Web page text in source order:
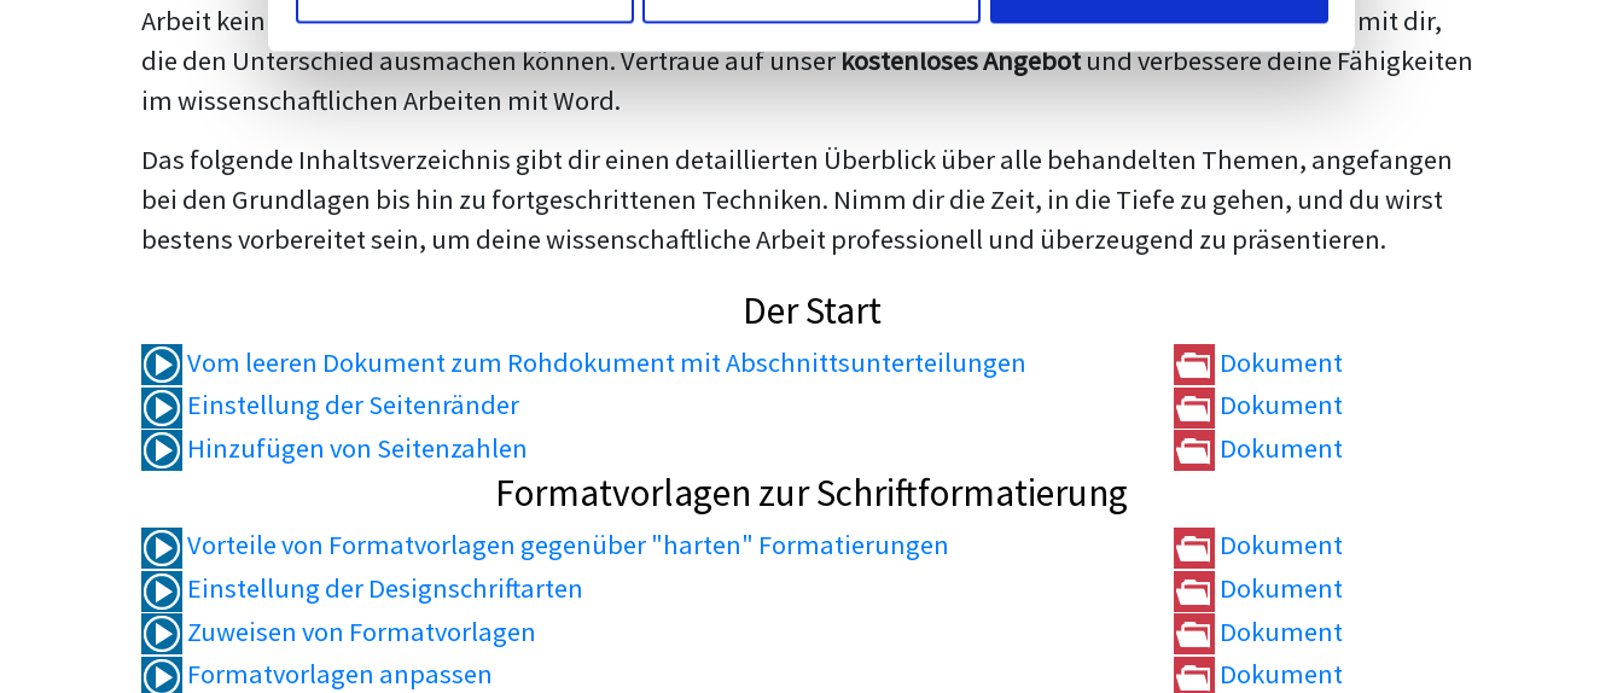
Arbeit kein Problem mehr für dich darstellen. Unsere erfahrenen Trainer teilen wertvolleTipps und Tricks
mit dir,
die den Unterschied ausmachen können. Vertraue auf unserkostenloses Angebotund verbessere deine Fähigkeiten
im wissenschaftlichen Arbeiten mit Word.
Das folgende Inhaltsverzeichnis gibt dir einen detaillierten Überblick über alle behandelten Themen, angefangen
bei den Grundlagen bis hin zu fortgeschrittenen Techniken. Nimm dir die Zeit, in die Tiefe zu gehen, und du wirst
bestens vorbereitet sein, um deine wissenschaftliche Arbeit professionell und überzeugend zu präsentieren.
Der Start
Vom leeren Dokument zum Rohdokument mit Abschnittsunterteilungen
Dokument
Einstellung der Seitenränder
Dokument
Hinzufügen von Seitenzahlen
Dokument
Formatvorlagen zur Schriftformatierung
Vorteile von Formatvorlagen gegenüber "harten" Formatierungen
Dokument
Einstellung der Designschriftarten
Dokument
Zuweisen von Formatvorlagen
Dokument
Formatvorlagen anpassen
Dokument